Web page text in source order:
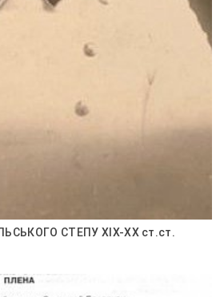
СТЕПУ ХІХ-ХХ ст.ст.